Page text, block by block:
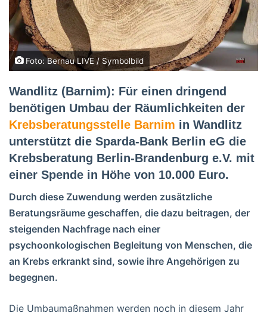
Foto: Bernau LIVE / Symbolbild
Wandlitz (Barnim): Für einen dringend
benötigen Umbau der Räumlichkeiten der
Krebsberatungsstelle Barnim in Wandlitz
unterstützt die Sparda-Bank Berlin eG die
Krebsberatung Berlin-Brandenburg e.V. mit
einer Spende in Höhe von 10.000 Euro.
Durch diese Zuwendung werden zusätzliche
Beratungsräume geschaffen, die dazu beitragen, der
steigenden Nachfrage nach einer
psychoonkologischen Begleitung von Menschen, die
an Krebs erkrankt sind, sowie ihre Angehörigen zu
begegnen.
Die Umbaumaßnahmen werden noch in diesem Jahr